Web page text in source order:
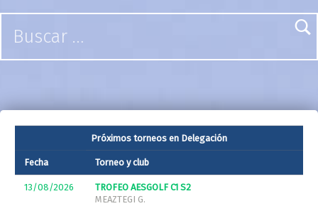
Buscar:
Próximos torneos en Delegación
Fecha Torneo y club
13/08/2026
TROFEO AESGOLF C1 S2
MEAZTEGI G.